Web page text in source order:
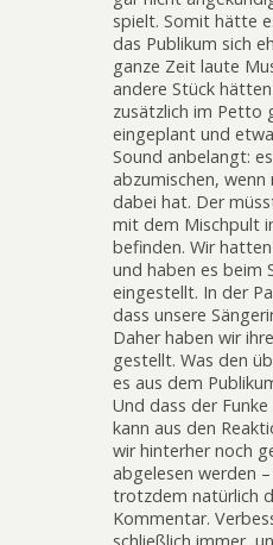
spielt. Somit hätte
das Publikum sich
ganze Zeit laute
andere Stück
zusätzlich im Petto
eingeplant und
Sound anbelangt:
abzumischen,
dabei hat. Der
mit dem Mischpult
befinden. Wir
und haben es beim
eingestellt. In der
dass unsere
Daher haben wir
gestellt. Was den
es aus dem
Und dass der
kann aus den
wir hinterher noch
abgelesen werden
trotzdem natürlich
Kommentar.